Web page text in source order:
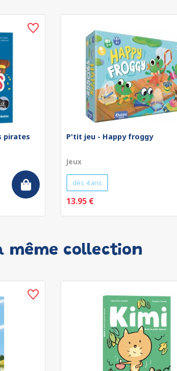
pirates P'tit jeu - Happy froggy
Jeux
dès 4 ans
13.95 €
même collection